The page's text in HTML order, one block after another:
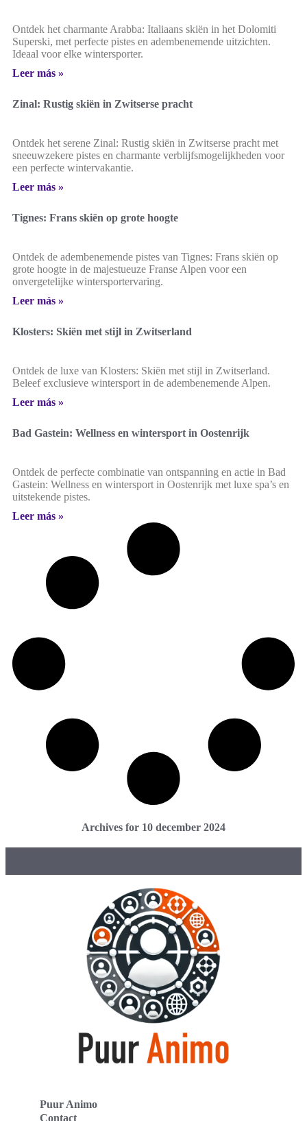
Ontdek het charmante Arabba: Italiaans skiën in het Dolomiti
Superski, met perfecte pistes en adembenemende uitzichten.
Ideaal voor elke wintersporter.
Leer más »
Zinal: Rustig skiën in Zwitserse pracht
Ontdek het serene Zinal: Rustig skiën in Zwitserse pracht met
sneeuwzekere pistes en charmante verblijfsmogelijkheden voor
een perfecte wintervakantie.
Leer más »
Tignes: Frans skiën op grote hoogte
Ontdek de adembenemende pistes van Tignes: Frans skiën op
grote hoogte in de majestueuze Franse Alpen voor een
onvergetelijke wintersportervaring.
Leer más »
Klosters: Skiën met stijl in Zwitserland
Ontdek de luxe van Klosters: Skiën met stijl in Zwitserland.
Beleef exclusieve wintersport in de adembenemende Alpen.
Leer más »
Bad Gastein: Wellness en wintersport in Oostenrijk
Ontdek de perfecte combinatie van ontspanning en actie in Bad
Gastein: Wellness en wintersport in Oostenrijk met luxe spa’s en
uitstekende pistes.
Leer más »
Archives for 10 december 2024
Puur Animo
Contact